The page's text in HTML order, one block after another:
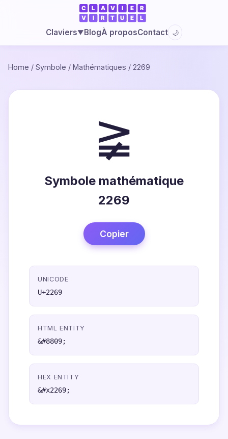
Claviers▼BlogÀ proposContact 🌙
Home / Symbole / Mathématiques / 2269
≩
Symbole mathématique
2269
Copier
UNICODE
U+2269
HTML ENTITY
&#8809;
HEX ENTITY
&#x2269;